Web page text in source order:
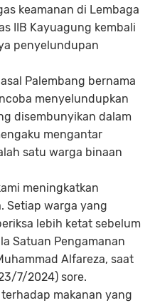
keamanan di Lembaga
IIB Kayuagung kembali
penyelundupan
Palembang bernama
menyelundupkan
disembunyikan dalam
mengantar
satu warga binaan
meningkatkan
Setiap warga yang
lebih ketat sebelum
Satuan Pengamanan
Alfareza, saat
7/2024) sore.
makanan yang